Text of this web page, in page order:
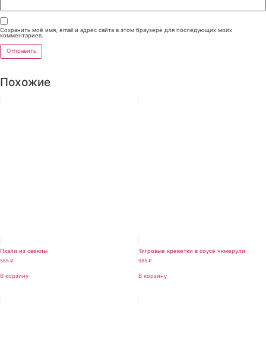
Сохранить моё имя, email и адрес сайта в этом браузере для последующих моих
комментариев.
Похожие
Пхали из свеклы
565 ₽
В корзину
Тигровые креветки в соусе чкмерули
985 ₽
В корзину